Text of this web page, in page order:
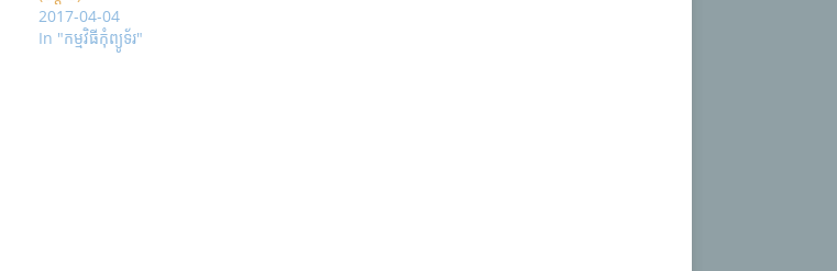
2017-04-04
In "កម្មវិធីកុំព្យូទ័រ"